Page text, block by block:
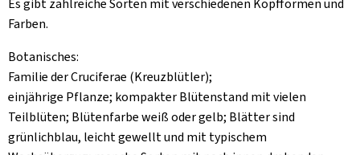
Es gibt zahlreiche Sorten mit verschiedenen Kopfformen und
Farben.
Botanisches:
Familie der Cruciferae (Kreuzblütler);
einjährige Pflanze; kompakter Blütenstand mit vielen
Teilblüten; Blütenfarbe weiß oder gelb; Blätter sind
grünlichblau, leicht gewellt und mit typischem